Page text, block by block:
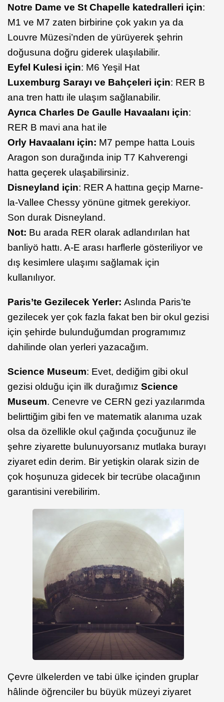
Notre Dame ve St Chapelle katedralleri için:
M1 ve M7 zaten birbirine çok yakın ya da
Louvre Müzesi’nden de yürüyerek şehrin
doğusuna doğru giderek ulaşılabilir.
Eyfel Kulesi için: M6 Yeşil Hat
Luxemburg Sarayı ve Bahçeleri için: RER B
ana tren hattı ile ulaşım sağlanabilir.
Ayrıca Charles De Gaulle Havaalanı için:
RER B mavi ana hat ile
Orly Havaalanı için: M7 pempe hatta Louis
Aragon son durağında inip T7 Kahverengi
hatta geçerek ulaşabilirsiniz.
Disneyland için: RER A hattına geçip Marne-
la-Vallee Chessy yönüne gitmek gerekiyor.
Son durak Disneyland.
Not: Bu arada RER olarak adlandırılan hat
banliyö hattı. A-E arası harflerle gösteriliyor ve
dış kesimlere ulaşımı sağlamak için
kullanılıyor.
Paris’te Gezilecek Yerler: Aslında Paris’te
gezilecek yer çok fazla fakat ben bir okul gezisi
için şehirde bulunduğumdan programımız
dahilinde olan yerleri yazacağım.
Science Museum: Evet, dediğim gibi okul
gezisi olduğu için ilk durağımız Science
Museum. Cenevre ve CERN gezi yazılarımda
belirttiğim gibi fen ve matematik alanıma uzak
olsa da özellikle okul çağında çocuğunuz ile
şehre ziyarette bulunuyorsanız mutlaka burayı
ziyaret edin derim. Bir yetişkin olarak sizin de
çok hoşunuza gidecek bir tecrübe olacağının
garantisini verebilirim.
Çevre ülkelerden ve tabi ülke içinden gruplar
hâlinde öğrenciler bu büyük müzeyi ziyaret